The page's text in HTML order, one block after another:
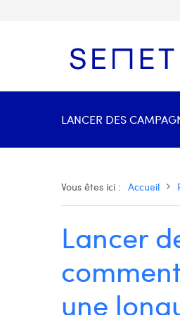
LANCER DES
Vous êtes ici : Accueil
Lancer
une